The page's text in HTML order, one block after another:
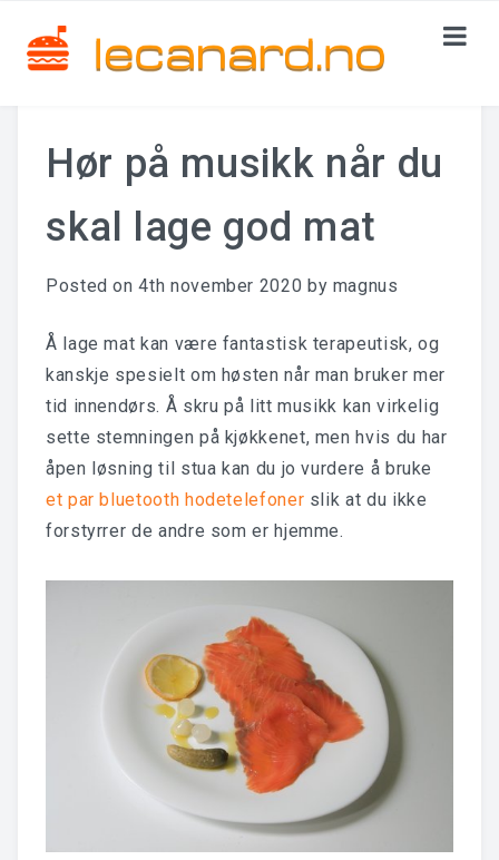
KATEGORIER
Italiensk Mat
Kinesisk Mat
Øst-Europeisk Mat
KONTAKT OSS
Hør på musikk når du
skal lage god mat
Posted on4th november 2020 by magnus
Å lage mat kan være fantastisk terapeutisk, og
kanskje spesielt om høsten når man bruker mer
tid innendørs. Å skru på litt musikk kan virkelig
sette stemningen på kjøkkenet, men hvis du har
åpen løsning til stua kan du jo vurdere å bruke
et par bluetooth hodetelefoner slik at du ikke
forstyrrer de andre som er hjemme.